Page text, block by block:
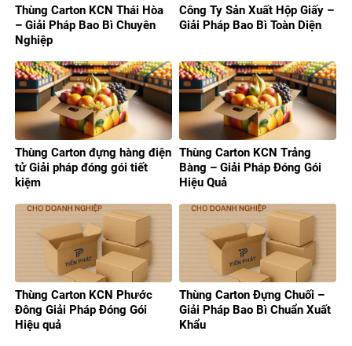
Thùng Carton KCN Thái Hòa
– Giải Pháp Bao Bì Chuyên
Nghiệp
Công Ty Sản Xuất Hộp Giấy –
Giải Pháp Bao Bì Toàn Diện
Thùng Carton đựng hàng điện
tử Giải pháp đóng gói tiết
kiệm
Thùng Carton KCN Trảng
Bàng – Giải Pháp Đóng Gói
Hiệu Quả
Thùng Carton KCN Phước
Đông Giải Pháp Đóng Gói
Hiệu quả
Thùng Carton Đựng Chuối –
Giải Pháp Bao Bì Chuẩn Xuất
Khẩu